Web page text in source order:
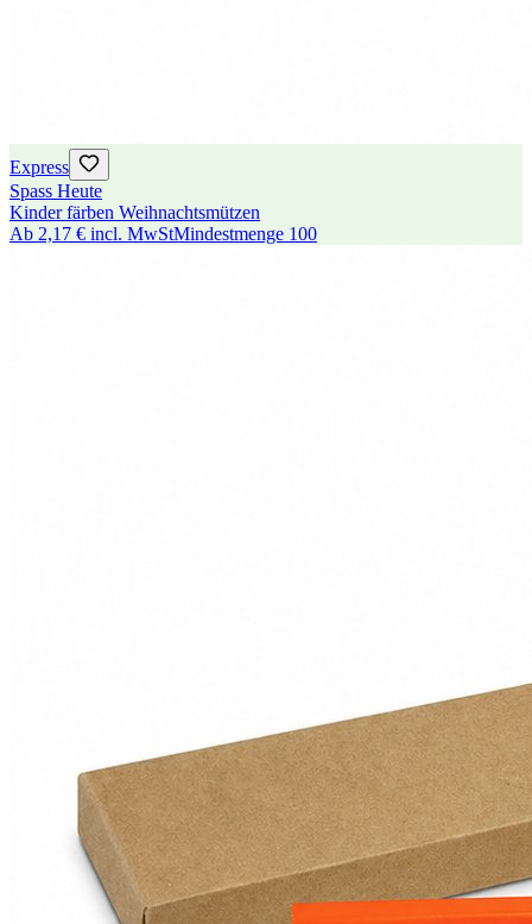
Express
Spass Heute
Kinder färben Weihnachtsmützen
Ab 2,17 € incl. MwStMindestmenge 100